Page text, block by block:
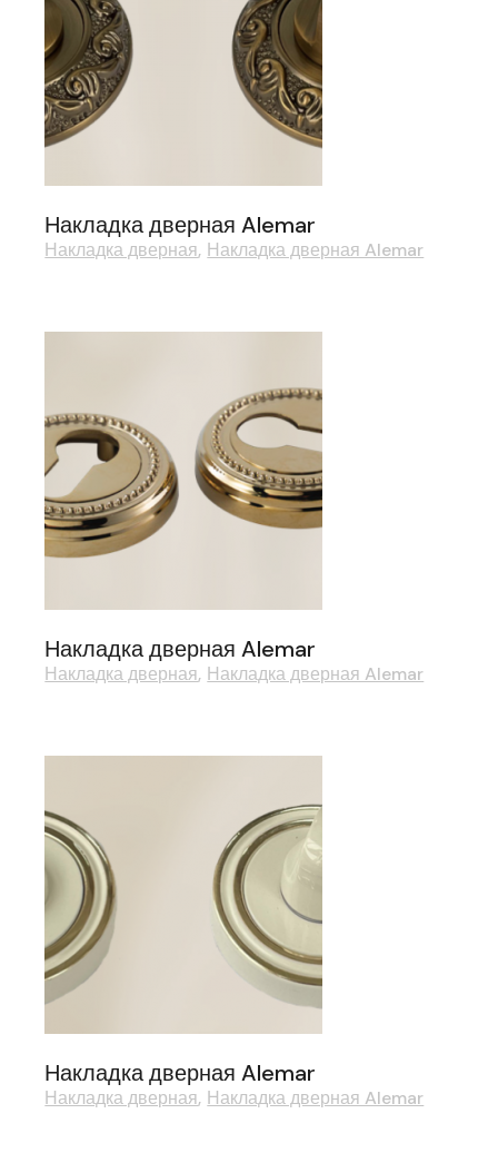
Накладка дверная Alemar
Накладка дверная Накладка дверная Alemar
Накладка дверная Alemar
Накладка дверная Накладка дверная Alemar
Накладка дверная Alemar
Накладка дверная Накладка дверная Alemar